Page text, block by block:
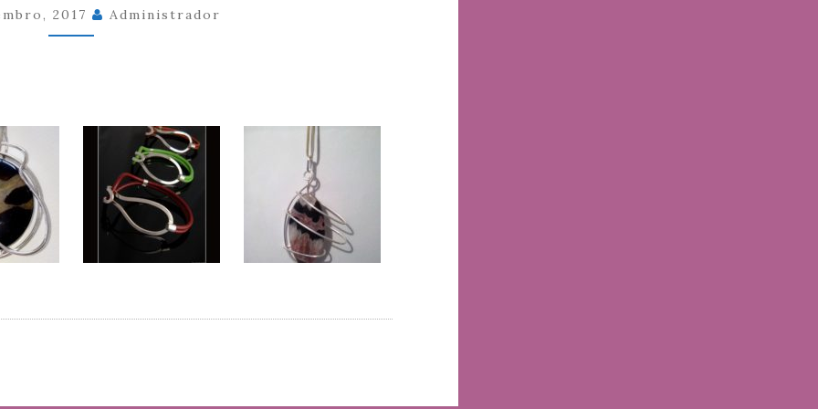
2017 Administrador